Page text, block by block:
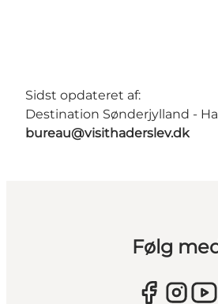
Sidst opdateret af:
Destination Sønderjylland -
bureau@visithaderslev.dk
Følg